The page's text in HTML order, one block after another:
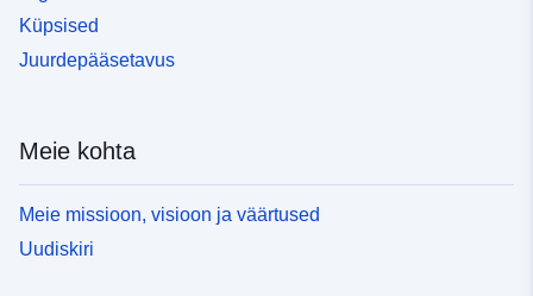
Küpsised
Juurdepääsetavus
Meie kohta
Meie missioon, visioon ja väärtused
Uudiskiri